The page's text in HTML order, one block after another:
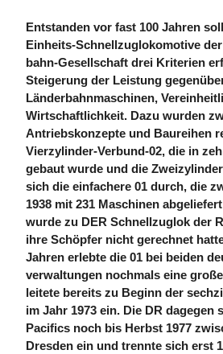
Entstanden vor fast 100 Jahren
Einheits-Schnell­zug­lokomotive
bahn-Gesellschaft drei Kriterien
Steigerung der Leistung
Länder­bahn­maschinen,
Wirt­schaft­lichkeit. Dazu wurden
Antriebs­konzepte und Bau­reihen
Vierzylinder-Verbund-02, die in
gebaut wurde und die
sich die einfachere 01 durch, die
1938 mit 231 Maschinen
wurde zu DER Schnell­zug­lok der
ihre Schöpfer nicht gerechnet
Jahren erlebte die 01 bei beiden
verwaltungen nochmals eine
leitete bereits zu Beginn der
im Jahr 1973 ein. Die DR dagegen
Pacifics noch bis Herbst 1977
Dresden ein und trennte sich erst